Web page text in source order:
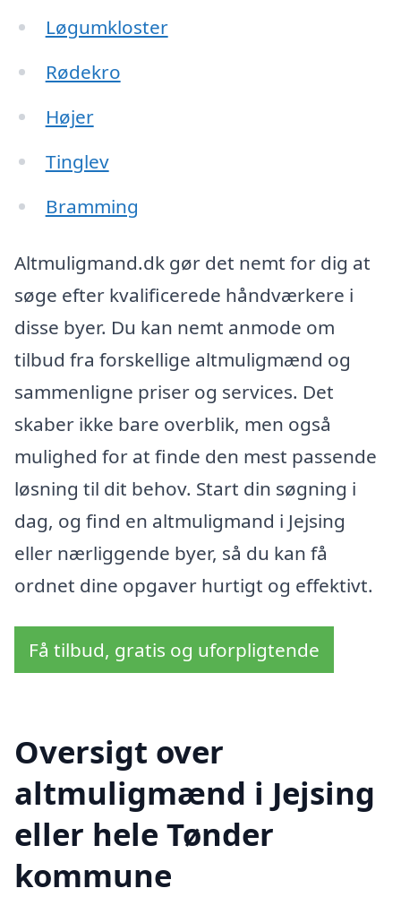
Løgumkloster
Rødekro
Højer
Tinglev
Bramming
Altmuligmand.dk gør det nemt for dig at
søge efter kvalificerede håndværkere i
disse byer. Du kan nemt anmode om
tilbud fra forskellige altmuligmænd og
sammenligne priser og services. Det
skaber ikke bare overblik, men også
mulighed for at finde den mest passende
løsning til dit behov. Start din søgning i
dag, og find en altmuligmand i Jejsing
eller nærliggende byer, så du kan få
ordnet dine opgaver hurtigt og effektivt.
Få tilbud, gratis og uforpligtende
Oversigt over
altmuligmænd i Jejsing
eller hele Tønder
kommune